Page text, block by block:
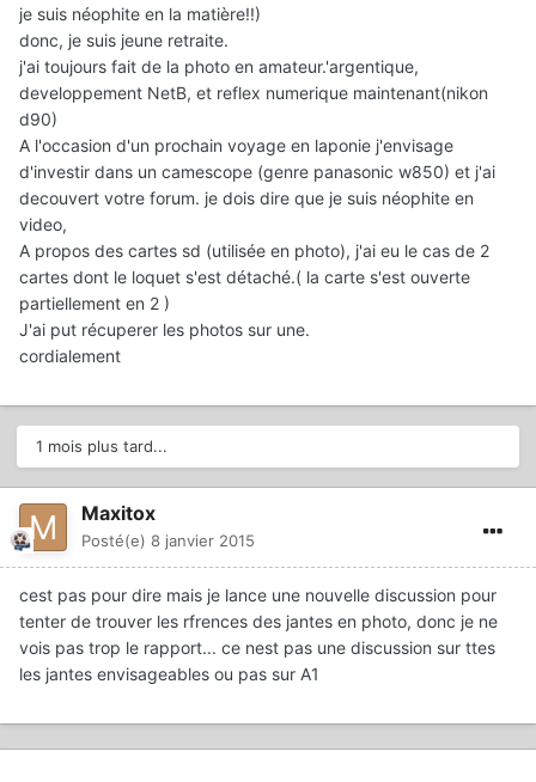
je suis néophite en la matière!!)
donc, je suis jeune retraite.
j'ai toujours fait de la photo en amateur.'argentique,
developpement NetB, et reflex numerique maintenant(nikon
d90)
A l'occasion d'un prochain voyage en laponie j'envisage
d'investir dans un camescope (genre panasonic w850) et j'ai
decouvert votre forum. je dois dire que je suis néophite en
video,
A propos des cartes sd (utilisée en photo), j'ai eu le cas de 2
cartes dont le loquet s'est détaché.( la carte s'est ouverte
partiellement en 2 )
J'ai put récuperer les photos sur une.
cordialement
1 mois plus tard...
Maxitox
Posté(e) 8 janvier 2015
cest pas pour dire mais je lance une nouvelle discussion pour
tenter de trouver les rfrences des jantes en photo, donc je ne
vois pas trop le rapport... ce nest pas une discussion sur ttes
les jantes envisageables ou pas sur A1